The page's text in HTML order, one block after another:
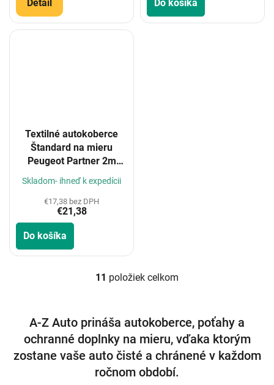
Detail Do košíka
Textilné autokoberce
Štandard na mieru
Peugeot Partner 2m
2019-
Skladom- ihneď k expedícii
€17,38 bez DPH
€21,38
Do košíka
O
á
d
a
c
i
e
11 položiek celkom
A-Z Auto prináša autokoberce, poťahy a
ochranné doplnky na mieru, vďaka ktorým
zostane vaše auto čisté a chránené v každom
ročnom období.